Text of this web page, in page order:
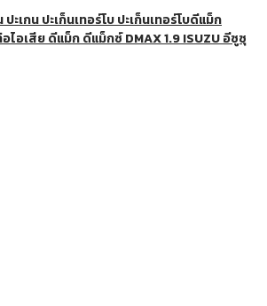
ปะเกน ปะเก็นเทอร์โบ ปะเก็นเทอร์โบดีแม็ก
อไอเสีย ดีแม็ก ดีแม็กซ์ DMAX 1.9 ISUZU อีซูซุ